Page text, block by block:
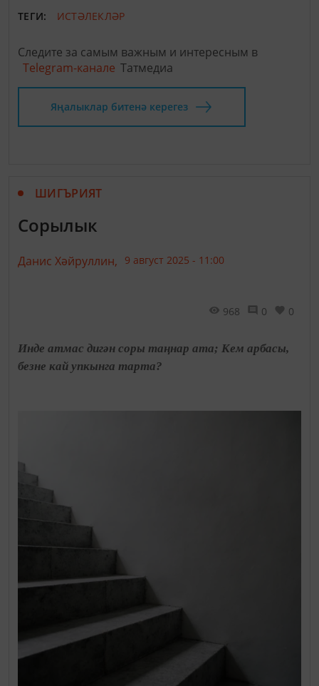
ТЕГИ: ИСТӘЛЕКЛӘР
Следите за самым важным и интересным в
Telegram-канале Татмедиа
Яңалыклар битенә керегез
ШИГЪРИЯТ
Сорылык
Данис Хәйруллин, 9 август 2025 - 11:00
968 0 0
Инде атмас дигән соры таңнар ата; Кем арбасы,
безне кай упкынга тарта?